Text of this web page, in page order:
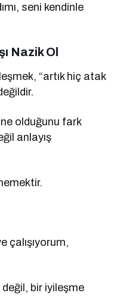
seni kendinle
Nazik Ol
“artık hiç atak
olduğunu fark
anlayış
çalışıyorum,
bir iyileşme